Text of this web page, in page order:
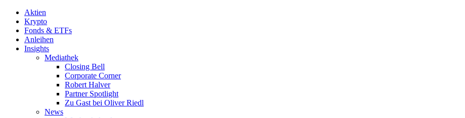
Aktien
Krypto
Fonds & ETFs
Anleihen
Insights
Mediathek
Closing Bell
Corporate Corner
Robert Halver
Partner Spotlight
Zu Gast bei Oliver Riedl
News